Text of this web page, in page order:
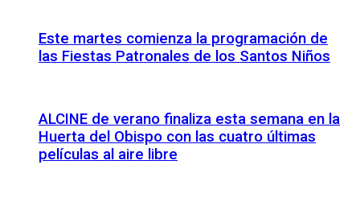
Este martes comienza la programación de
las Fiestas Patronales de los Santos Niños
ALCINE de verano finaliza esta semana en la
Huerta del Obispo con las cuatro últimas
películas al aire libre